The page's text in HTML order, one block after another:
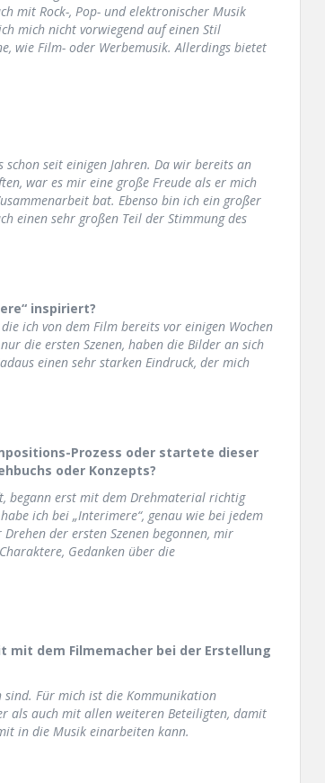
mit Rock-, Pop- und elektronischer Musik
mich nicht vorwiegend auf einen Stil
wie Film- oder Werbemusik. Allerdings bietet
schon seit einigen Jahren. Da wir bereits an
war es mir eine große Freude als er mich
bat. Ebenso bin ich ein großer
einen sehr großen Teil der Stimmung des
inspiriert?
ich von dem Film bereits vor einigen Wochen
die ersten Szenen, haben die Bilder an sich
einen sehr starken Eindruck, der mich
Prozess oder startete dieser
oder Konzepts?
begann erst mit dem Drehmaterial richtig
ich bei „Interimere“, genau wie bei jedem
der ersten Szenen begonnen, mir
Gedanken über die
mit dem Filmemacher bei der Erstellung
sind. Für mich ist die Kommunikation
als auch mit allen weiteren Beteiligten, damit
in die Musik einarbeiten kann.